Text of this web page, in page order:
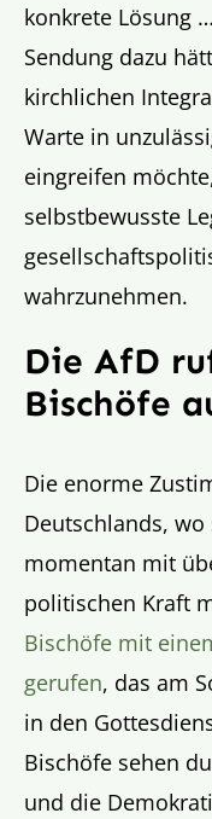
konkrete Lösung
Sendung dazu
kirchlichen
Warte in
eingreifen
selbstbewusste
wahrzunehmen.
Die AfD
Bischöfe
Die enorme
Deutschlands,
momentan mit
politischen Kraft
Bischöfe mit
gerufen, das am
in den
Bischöfe sehen
und die